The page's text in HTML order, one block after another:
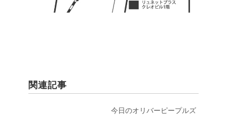
関連記事
今日のオリバーピープルズ